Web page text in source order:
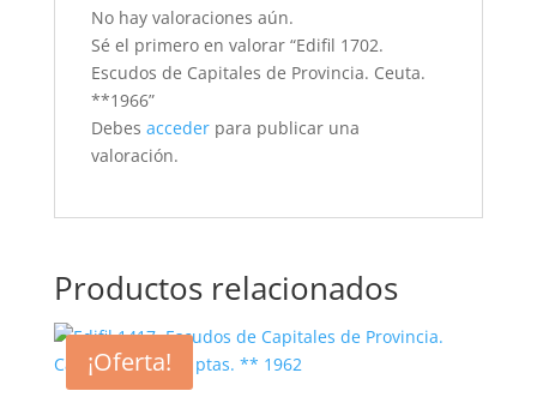
No hay valoraciones aún.
Sé el primero en valorar “Edifil 1702.
Escudos de Capitales de Provincia. Ceuta.
**1966”
Debes accederpara publicar una
valoración.
Productos relacionados
¡Oferta!